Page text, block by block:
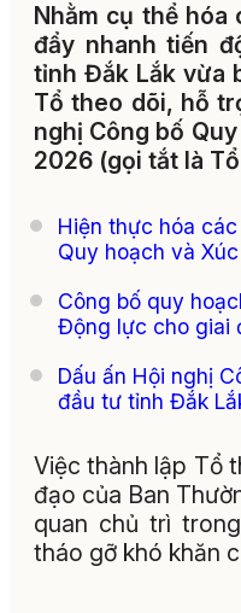
Nhằm cụ thể hóa
đẩy nhanh tiến
tỉnh Đắk Lắk vừa
Tổ theo dõi, hỗ
nghị Công bố
2026 (gọi tắt là
Hiện thực hóa
Quy hoạch và
Công bố quy
Động lực cho giai
Dấu ấn Hội nghị
đầu tư tỉnh Đắk
Việc thành lập Tổ
đạo của Ban
quan chủ trì
tháo gỡ khó khăn